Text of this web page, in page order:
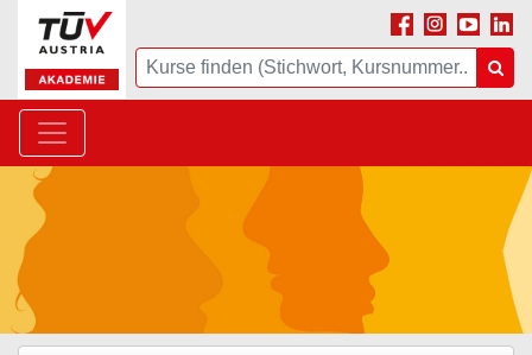
Suche
Facebook
Instagram
Youtube